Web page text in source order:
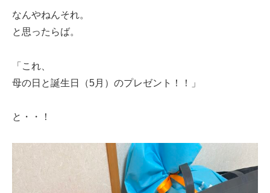
なんやねんそれ。
と思ったらば。
「これ、
母の日と誕生日（5月）のプレゼント！！」
と・・！